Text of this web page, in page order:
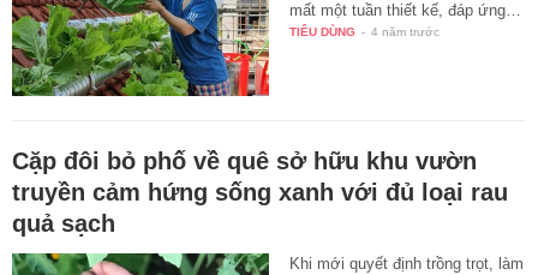
mất một tuần thiết kế, đáp ứng…
TIÊU DÙNG - 4 năm trước
Cặp đôi bỏ phố về quê sở hữu khu vườn
truyền cảm hứng sống xanh với đủ loại rau
quả sạch
Khi mới quyết định trồng trọt, làm